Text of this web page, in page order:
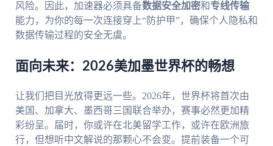
风险。因此，加速器必须具备数据安全加密和专线传输
能力，为你的每一次连接穿上“防护甲”，确保个人隐私和
数据传输过程的安全无虞。
面向未来：2026美加墨世界杯的畅想
让我们把目光放得更远一些。2026年，世界杯将首次由
美国、加拿大、墨西哥三国联合举办，赛事必然更加精
彩纷呈。届时，你或许在北美留学工作，或许在欧洲旅
行，但想听中文解说的那颗心不会变。提前装备一个可